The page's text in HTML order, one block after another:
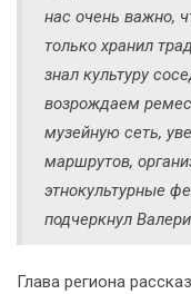
нас очень важно,
только хранил
знал культуру
возрождаем
музейную сеть,
маршрутов,
этнокультурные
подчеркнул
Глава региона